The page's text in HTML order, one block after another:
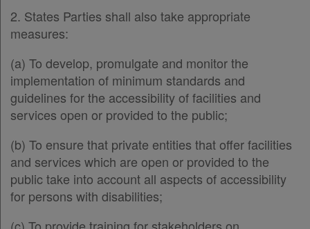
2. States Parties shall also take appropriate
measures:
(a) To develop, promulgate and monitor the
implementation of minimum standards and
guidelines for the accessibility of facilities and
services open or provided to the public;
(b) To ensure that private entities that offer facilities
and services which are open or provided to the
public take into account all aspects of accessibility
for persons with disabilities;